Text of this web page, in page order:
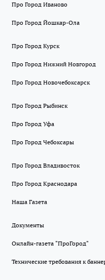
Про Город Иваново
Про Город Йошкар-Ола
Про Город Курск
Про Город Нижний Новгород
Про Город Новочебоксарск
Про Город Рыбинск
Про Город Уфа
Про Город Чебоксары
Про Город Владивосток
Про Город Краснодара
Наша Газета
Документы
Онлайн-газета "ПроГород"
Технические требования к